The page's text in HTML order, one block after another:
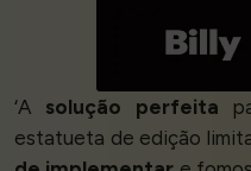
‘A solução perfeita
estatueta de edição